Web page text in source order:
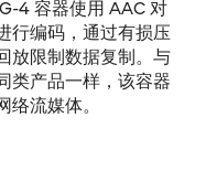
4 容器使用 AAC 对
行编码，通过有损压
放限制数据复制。与
类产品一样，该容器
络流媒体。